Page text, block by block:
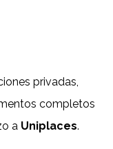
privadas,
completos
a Uniplaces.